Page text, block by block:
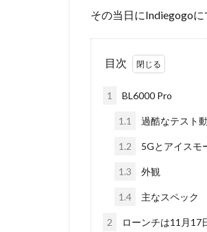
その当日にIndiegogoに
目次
1 BL6000 Pro
1.1 過酷なテスト
1.2 5Gとアイスモ
1.3 外観
1.4 主なスペック
2 ローンチは11月17